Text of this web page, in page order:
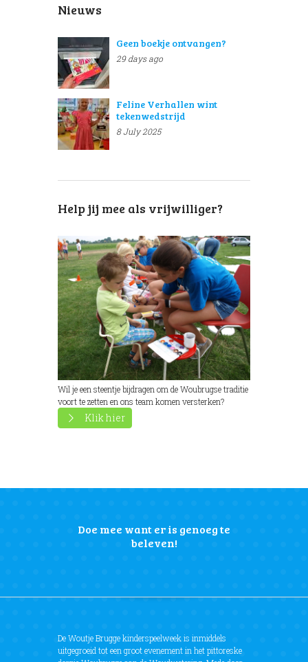
Nieuws
Geen boekje ontvangen?
29 days ago
Feline Verhallen wint
tekenwedstrijd
8 July 2025
Help jij mee als vrijwilliger?
Wil je een steentje bijdragen om de Woubrugse traditie
voort te zetten en ons team komen versterken?
Klik hier
Doe mee want er is genoeg te
beleven!
De Woutje Brugge kinderspeelweek is inmiddels
uitgegroeid tot een groot evenement in het pittoreske